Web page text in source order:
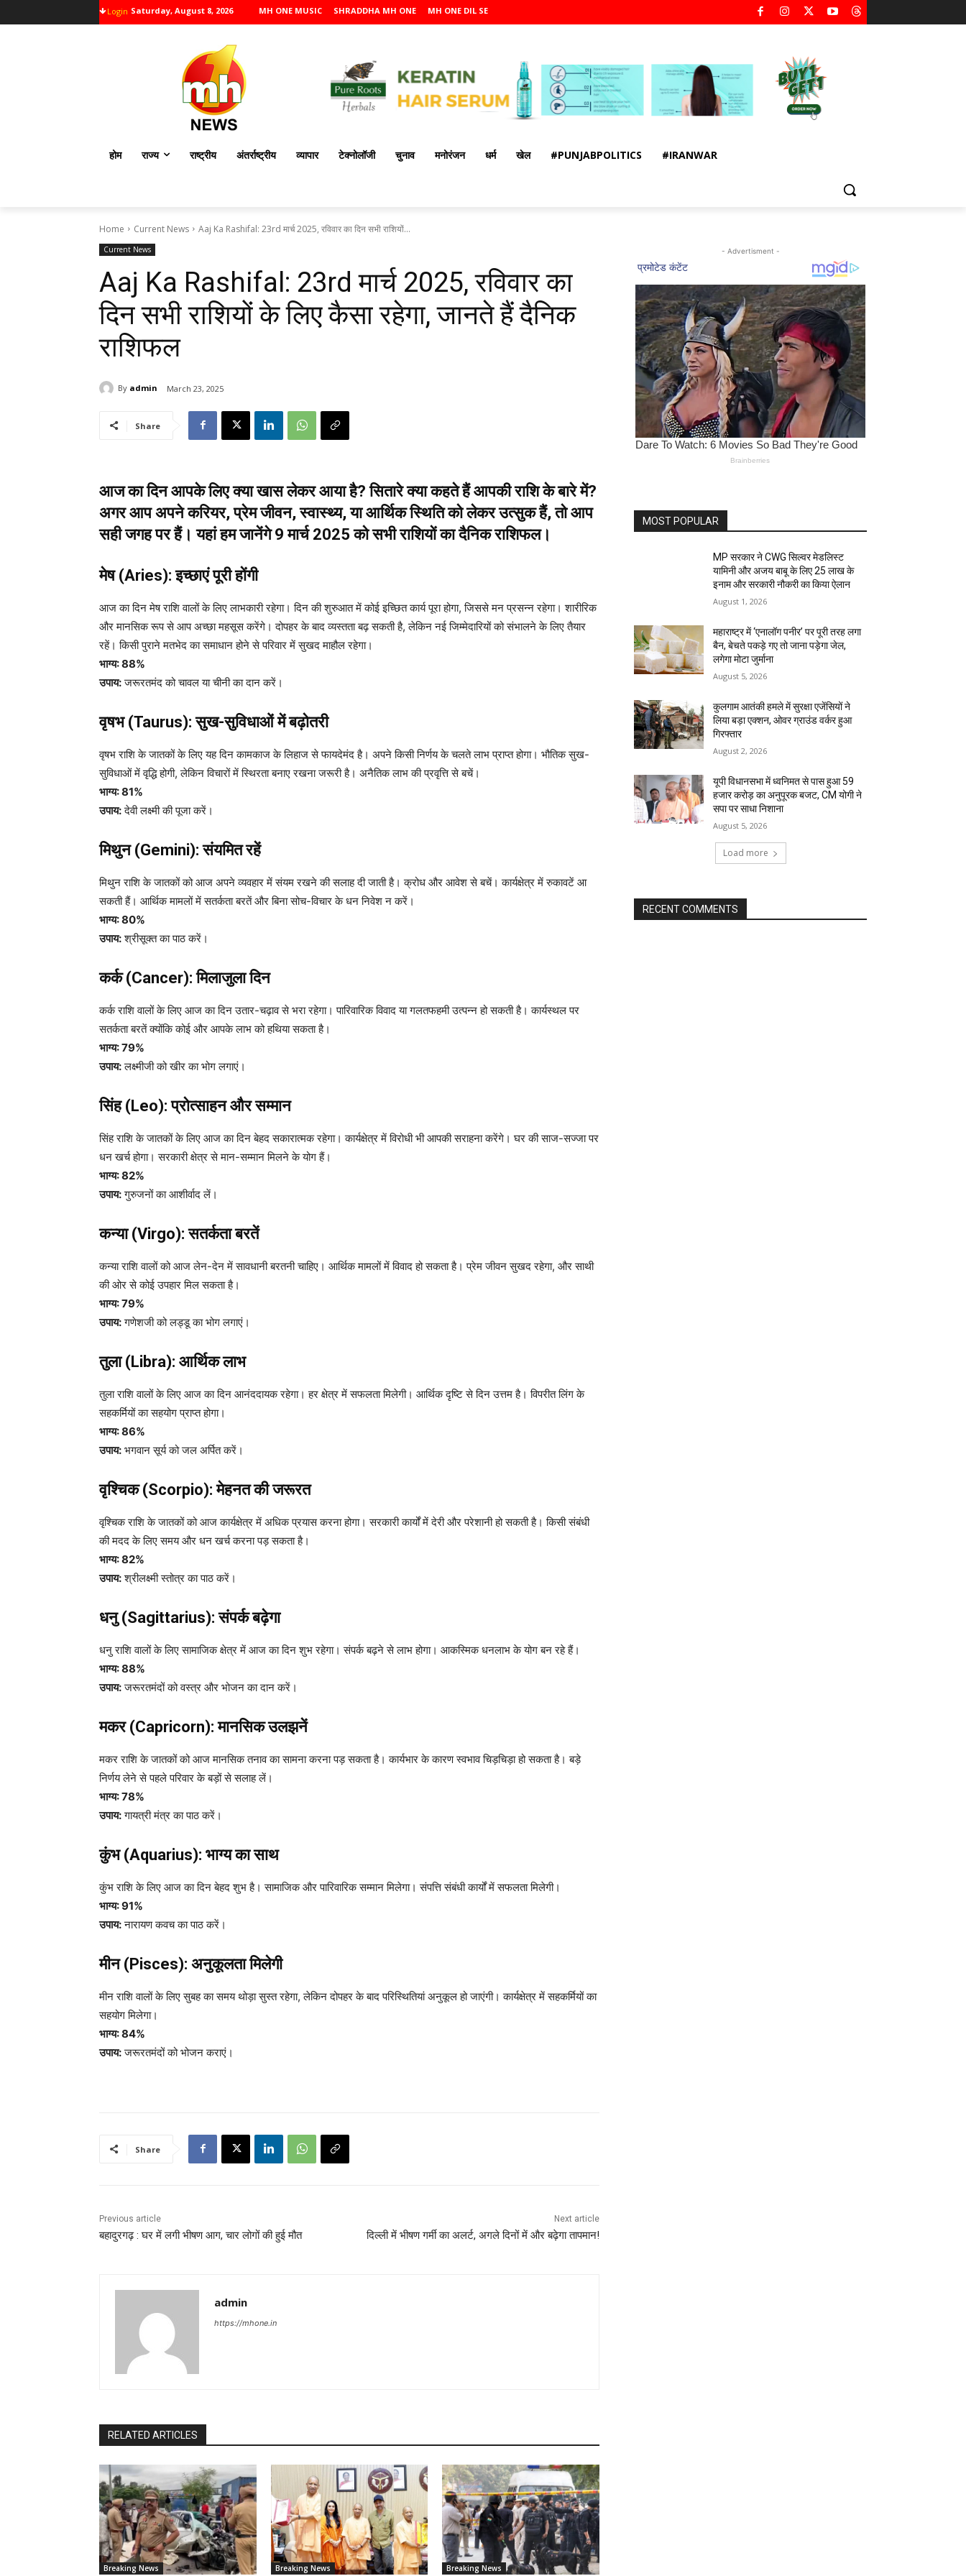
Login Saturday, August 8, 2026 MH ONE MUSIC SHRADDHA MH ONE MH ONE DIL SE
होम राज्य राष्ट्रीय अंतर्राष्ट्रीय व्यापार टेक्नोलॉजी चुनाव मनोरंजन धर्म खेल #PUNJABPOLITICS #IRANWAR
Home Current News Aaj Ka Rashifal: 23rd मार्च 2025, रविवार का दिन सभी राशियों...
Current News
Aaj Ka Rashifal: 23rd मार्च 2025, रविवार का
दिन सभी राशियों के लिए कैसा रहेगा, जानते हैं दैनिक
राशिफल
By admin March 23, 2025
Share
आज का दिन आपके लिए क्या खास लेकर आया है? सितारे क्या कहते हैं आपकी राशि के बारे में?
अगर आप अपने करियर, प्रेम जीवन, स्वास्थ्य, या आर्थिक स्थिति को लेकर उत्सुक हैं, तो आप
सही जगह पर हैं। यहां हम जानेंगे 9 मार्च 2025 को सभी राशियों का दैनिक राशिफल।
मेष (Aries): इच्छाएं पूरी होंगी
आज का दिन मेष राशि वालों के लिए लाभकारी रहेगा। दिन की शुरुआत में कोई इच्छित कार्य पूरा होगा, जिससे मन प्रसन्न रहेगा। शारीरिक
और मानसिक रूप से आप अच्छा महसूस करेंगे। दोपहर के बाद व्यस्तता बढ़ सकती है, लेकिन नई जिम्मेदारियों को संभालने के लिए तैयार
रहें। किसी पुराने मतभेद का समाधान होने से परिवार में सुखद माहौल रहेगा।
भाग्य: 88%
उपाय:जरूरतमंद को चावल या चीनी का दान करें।
वृषभ (Taurus): सुख-सुविधाओं में बढ़ोतरी
वृषभ राशि के जातकों के लिए यह दिन कामकाज के लिहाज से फायदेमंद है। अपने किसी निर्णय के चलते लाभ प्राप्त होगा। भौतिक सुख-
सुविधाओं में वृद्धि होगी, लेकिन विचारों में स्थिरता बनाए रखना जरूरी है। अनैतिक लाभ की प्रवृत्ति से बचें।
भाग्य: 81%
उपाय:देवी लक्ष्मी की पूजा करें।
मिथुन (Gemini): संयमित रहें
मिथुन राशि के जातकों को आज अपने व्यवहार में संयम रखने की सलाह दी जाती है। क्रोध और आवेश से बचें। कार्यक्षेत्र में रुकावटें आ
सकती हैं। आर्थिक मामलों में सतर्कता बरतें और बिना सोच-विचार के धन निवेश न करें।
भाग्य: 80%
उपाय:श्रीसूक्त का पाठ करें।
कर्क (Cancer): मिलाजुला दिन
कर्क राशि वालों के लिए आज का दिन उतार-चढ़ाव से भरा रहेगा। पारिवारिक विवाद या गलतफहमी उत्पन्न हो सकती है। कार्यस्थल पर
सतर्कता बरतें क्योंकि कोई और आपके लाभ को हथिया सकता है।
भाग्य: 79%
उपाय:लक्ष्मीजी को खीर का भोग लगाएं।
सिंह (Leo): प्रोत्साहन और सम्मान
सिंह राशि के जातकों के लिए आज का दिन बेहद सकारात्मक रहेगा। कार्यक्षेत्र में विरोधी भी आपकी सराहना करेंगे। घर की साज-सज्जा पर
धन खर्च होगा। सरकारी क्षेत्र से मान-सम्मान मिलने के योग हैं।
भाग्य: 82%
उपाय:गुरुजनों का आशीर्वाद लें।
कन्या (Virgo): सतर्कता बरतें
कन्या राशि वालों को आज लेन-देन में सावधानी बरतनी चाहिए। आर्थिक मामलों में विवाद हो सकता है। प्रेम जीवन सुखद रहेगा, और साथी
की ओर से कोई उपहार मिल सकता है।
भाग्य: 79%
उपाय:गणेशजी को लड्डू का भोग लगाएं।
तुला (Libra): आर्थिक लाभ
तुला राशि वालों के लिए आज का दिन आनंददायक रहेगा। हर क्षेत्र में सफलता मिलेगी। आर्थिक दृष्टि से दिन उत्तम है। विपरीत लिंग के
सहकर्मियों का सहयोग प्राप्त होगा।
भाग्य: 86%
उपाय: भगवान सूर्य को जल अर्पित करें।
वृश्चिक (Scorpio): मेहनत की जरूरत
वृश्चिक राशि के जातकों को आज कार्यक्षेत्र में अधिक प्रयास करना होगा। सरकारी कार्यों में देरी और परेशानी हो सकती है। किसी संबंधी
की मदद के लिए समय और धन खर्च करना पड़ सकता है।
भाग्य: 82%
उपाय:श्रीलक्ष्मी स्तोत्र का पाठ करें।
धनु (Sagittarius): संपर्क बढ़ेगा
धनु राशि वालों के लिए सामाजिक क्षेत्र में आज का दिन शुभ रहेगा। संपर्क बढ़ने से लाभ होगा। आकस्मिक धनलाभ के योग बन रहे हैं।
भाग्य: 88%
उपाय:जरूरतमंदों को वस्त्र और भोजन का दान करें।
मकर (Capricorn): मानसिक उलझनें
मकर राशि के जातकों को आज मानसिक तनाव का सामना करना पड़ सकता है। कार्यभार के कारण स्वभाव चिड़चिड़ा हो सकता है। बड़े
निर्णय लेने से पहले परिवार के बड़ों से सलाह लें।
भाग्य: 78%
उपाय:गायत्री मंत्र का पाठ करें।
कुंभ (Aquarius): भाग्य का साथ
कुंभ राशि के लिए आज का दिन बेहद शुभ है। सामाजिक और पारिवारिक सम्मान मिलेगा। संपत्ति संबंधी कार्यों में सफलता मिलेगी।
भाग्य: 91%
उपाय:नारायण कवच का पाठ करें।
मीन (Pisces): अनुकूलता मिलेगी
मीन राशि वालों के लिए सुबह का समय थोड़ा सुस्त रहेगा, लेकिन दोपहर के बाद परिस्थितियां अनुकूल हो जाएंगी। कार्यक्षेत्र में सहकर्मियों का
सहयोग मिलेगा।
भाग्य: 84%
उपाय:जरूरतमंदों को भोजन कराएं।
Share
Previous article
बहादुरगढ़ : घर में लगी भीषण आग, चार लोगों की हुई मौत
Next article
दिल्ली में भीषण गर्मी का अलर्ट, अगले दिनों में और बढ़ेगा तापमान!
admin
https://mhone.in
RELATED ARTICLES
Breaking News Breaking News Breaking News
- Advertisment -
MOST POPULAR
MP सरकार ने CWG सिल्वर मेडलिस्ट
यामिनी और अजय बाबू के लिए ₹25 लाख के
इनाम और सरकारी नौकरी का किया ऐलान
August 1, 2026
महाराष्ट्र में ‘एनालॉग पनीर’ पर पूरी तरह लगा
बैन, बेचते पकड़े गए तो जाना पड़ेगा जेल,
लगेगा मोटा जुर्माना
August 5, 2026
कुलगाम आतंकी हमले में सुरक्षा एजेंसियों ने
लिया बड़ा एक्शन, ओवर ग्राउंड वर्कर हुआ
गिरफ्तार
August 2, 2026
यूपी विधानसभा में ध्वनिमत से पास हुआ ₹59
हजार करोड़ का अनुपूरक बजट, CM योगी ने
सपा पर साधा निशाना
August 5, 2026
Load more
RECENT COMMENTS